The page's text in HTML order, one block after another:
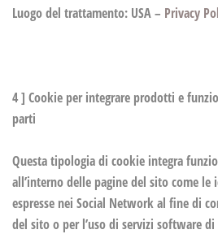
Luogo del trattamento: USA – Privacy
4 ] Cookie per integrare prodotti e
parti
Questa tipologia di cookie integra
all’interno delle pagine del sito come le
espresse nei Social Network al fine di
del sito o per l’uso di servizi software